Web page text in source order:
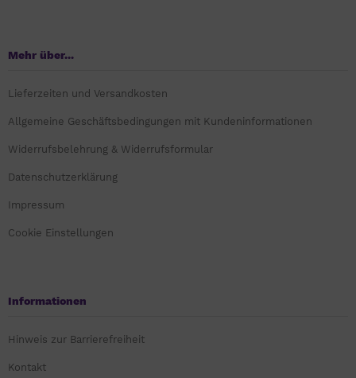
Mehr über...
Lieferzeiten und Versandkosten
Allgemeine Geschäftsbedingungen mit Kundeninformationen
Widerrufsbelehrung & Widerrufsformular
Datenschutzerklärung
Impressum
Cookie Einstellungen
Informationen
Hinweis zur Barrierefreiheit
Kontakt